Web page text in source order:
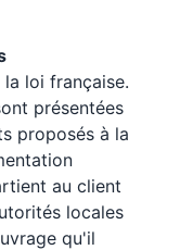
loi française.
présentées
proposés à la
au client
locales
qu'il